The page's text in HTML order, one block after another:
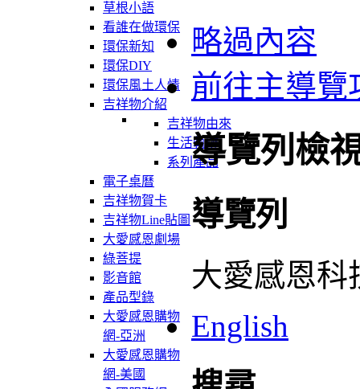
草根小語
看誰在做環保
環保新知
環保DIY
環保風土人情
吉祥物介紹
吉祥物由來
生活軌跡
系列產品
電子桌曆
吉祥物賀卡
吉祥物Line貼圖
大愛感恩劇場
綠菩提
影音館
產品型錄
大愛感恩購物
網-亞洲
大愛感恩購物
網-美國
略過內容
前往主導覽
導覽列檢
導覽列
大愛感恩科
English